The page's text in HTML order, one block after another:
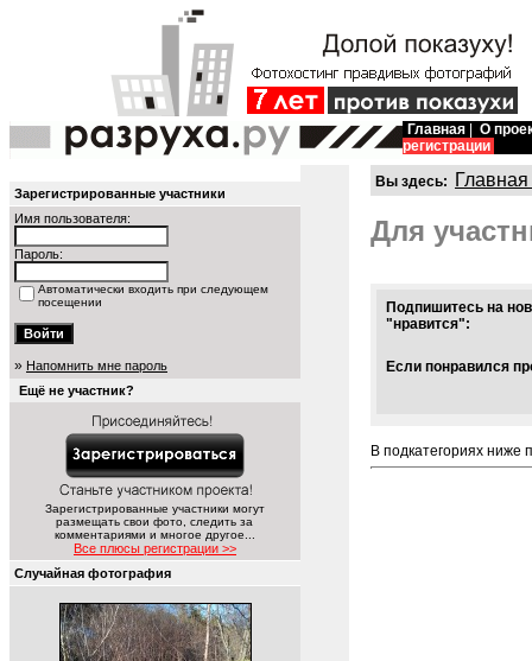
Главная
О
регистрации
Зарегистрированные участники
Имя пользователя:
Пароль:
Автоматически входить при следующем
посещении
» Напомнить мне пароль
Ещё не участник?
Зарегистрированные участники могут
размещать свои фото, следить за
комментариями и многое другое...
Все плюсы регистрации >>
Случайная фотография
Вы здесь:
Для
Подпишитесь на
"нравится":
Если понравился
В подкатегориях ниже